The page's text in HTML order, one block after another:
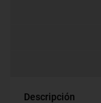
Descripción